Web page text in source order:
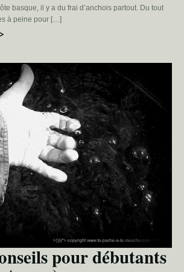
basque, il y a du frai d’anchois partout. Du tout
à peine pour […]
pour débutants